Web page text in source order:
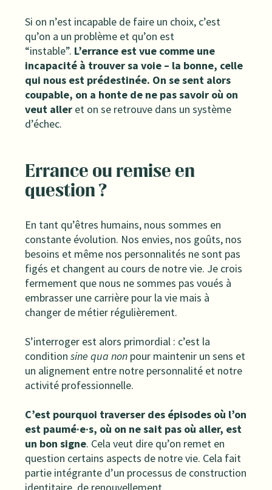
Si on n’est incapable de faire un choix, c’est
qu’on a un problème et qu’on est
“instable”. L’errance est vue comme une
incapacité à trouver sa voie – la bonne, celle
qui nous est prédestinée. On se sent alors
coupable, on a honte de ne pas savoir où on
veut aller et on se retrouve dans un système
d’échec.
Errance ou remise en
question ?
En tant qu’êtres humains, nous sommes en
constante évolution. Nos envies, nos goûts, nos
besoins et même nos personnalités ne sont pas
figés et changent au cours de notre vie. Je crois
fermement que nous ne sommes pas voués à
embrasser une carrière pour la vie mais à
changer de métier régulièrement.
S’interroger est alors primordial : c’est la
condition sine qua non pour maintenir un sens et
un alignement entre notre personnalité et notre
activité professionnelle.
C’est pourquoi traverser des épisodes où l’on
est paumé·e·s, où on ne sait pas où aller, est
un bon signe. Cela veut dire qu’on remet en
question certains aspects de notre vie. Cela fait
partie intégrante d’un processus de construction